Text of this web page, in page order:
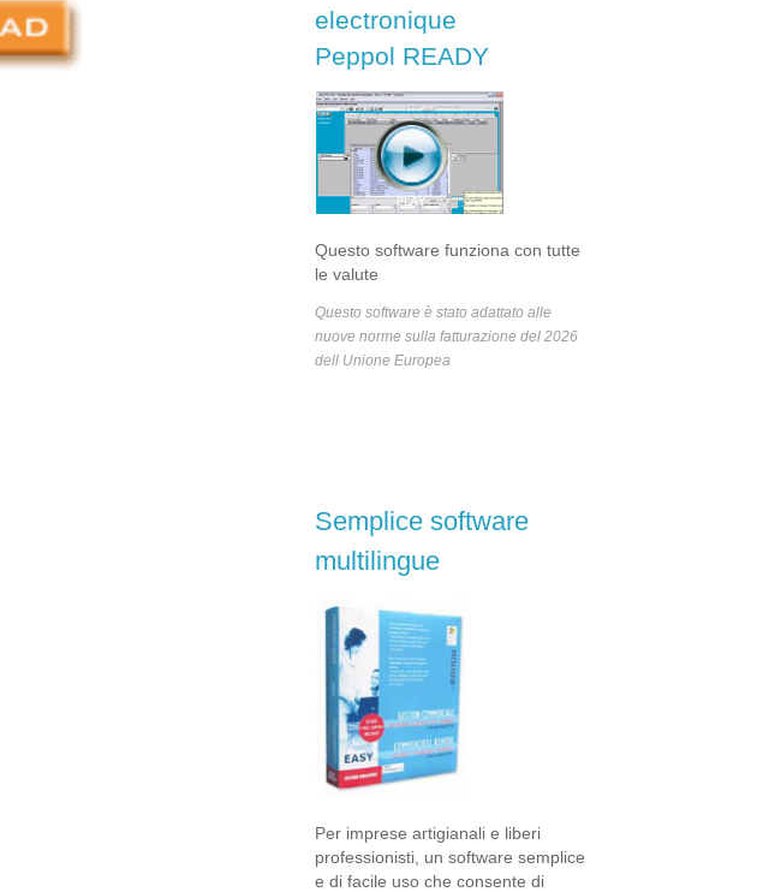
electronique
Peppol READY
Questo software funziona con tutte
le valute
Questo software è stato adattato alle
nuove norme sulla fatturazione del 2026
dell Unione Europea
Semplice software
multilingue
Per imprese artigianali e liberi
professionisti, un software semplice
e di facile uso che consente di